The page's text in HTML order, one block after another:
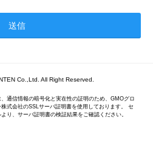
Co.,Ltd. All Right Reserved.
、通信情報の暗号化と実在性の証明のため、GMOグロ
式会社のSSLサーバ証明書を使用しております。 セ
り、サーバ証明書の検証結果をご確認ください。